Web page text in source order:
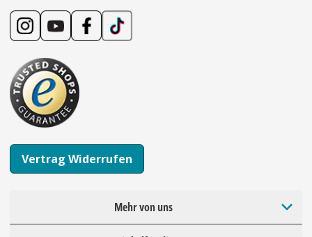
Vertrag Widerrufen
Mehr von uns